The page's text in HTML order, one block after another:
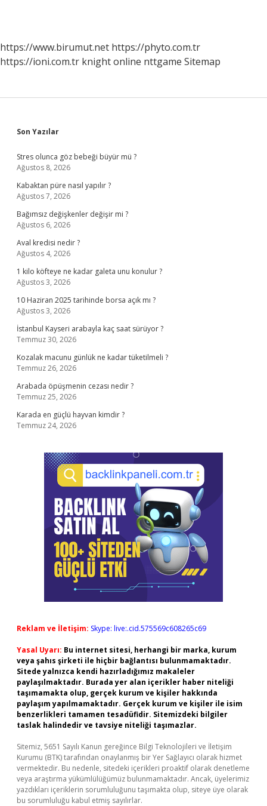
https://www.birumut.net https://phyto.com.tr
https://ioni.com.tr knight online nttgame Sitemap
Sidebar
Son Yazılar
Stres olunca göz bebeği büyür mü ?
Ağustos 8, 2026
Kabaktan püre nasıl yapılır ?
Ağustos 7, 2026
Bağımsız değişkenler değişir mi ?
Ağustos 6, 2026
Aval kredisi nedir ?
Ağustos 4, 2026
1 kilo köfteye ne kadar galeta unu konulur ?
Ağustos 3, 2026
10 Haziran 2025 tarihinde borsa açık mı ?
Ağustos 3, 2026
İstanbul Kayseri arabayla kaç saat sürüyor ?
Temmuz 30, 2026
Kozalak macunu günlük ne kadar tüketilmeli ?
Temmuz 26, 2026
Arabada öpüşmenin cezası nedir ?
Temmuz 25, 2026
Karada en güçlü hayvan kimdir ?
Temmuz 24, 2026
Reklam ve İletişim: Skype: live:.cid.575569c608265c69
Yasal Uyarı: Bu internet sitesi, herhangi bir marka, kurum
veya şahıs şirketi ile hiçbir bağlantısı bulunmamaktadır.
Sitede yalnızca kendi hazırladığımız makaleler
paylaşılmaktadır. Burada yer alan içerikler haber niteliği
taşımamakta olup, gerçek kurum ve kişiler hakkında
paylaşım yapılmamaktadır. Gerçek kurum ve kişiler ile isim
benzerlikleri tamamen tesadüfidir. Sitemizdeki bilgiler
taslak halindedir ve tavsiye niteliği taşımazlar.
Sitemiz, 5651 Sayılı Kanun gereğince Bilgi Teknolojileri ve İletişim
Kurumu (BTK) tarafından onaylanmış bir Yer Sağlayıcı olarak hizmet
vermektedir. Bu nedenle, sitedeki içerikleri proaktif olarak denetleme
veya araştırma yükümlülüğümüz bulunmamaktadır. Ancak, üyelerimiz
yazdıkları içeriklerin sorumluluğunu taşımakta olup, siteye üye olarak
bu sorumluluğu kabul etmiş sayılırlar.